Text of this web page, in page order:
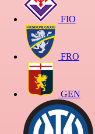
FIO
FRO
GEN